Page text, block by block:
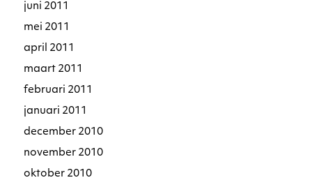
juni 2011
mei 2011
april 2011
maart 2011
februari 2011
januari 2011
december 2010
november 2010
oktober 2010